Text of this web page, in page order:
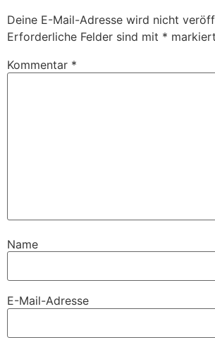
Deine E-Mail-Adresse wird nicht
Erforderliche Felder sind mit * markiert
Kommentar *
Name
E-Mail-Adresse